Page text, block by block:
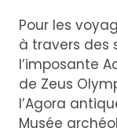
Pour les
à travers des
l’imposante
de Zeus
l’Agora
Musée